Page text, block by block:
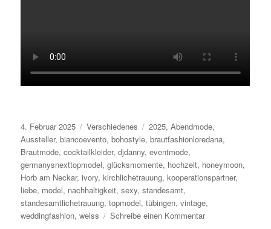
Veröffentlicht
am
4. Februar 2025 Kategorien
Verschiedenes Schlagwörter
2025,Abendmode,
Aussteller,biancoevento,bohostyle,brautfashionloredana,
Brautmode,cocktailkleider,djdanny,eventmode,
germanysnexttopmodel,glücksmomente, hochzeit, honeymoon,
Horb am Neckar,ivory,kirchlichetrauung,kooperationspartner,
liebe, model, nachhaltigkeit,sexy,standesamt,
standesamtlichetrauung,topmodel,tübingen,vintage,
weddingfashion,weiss Schreibe einen Kommentarzu